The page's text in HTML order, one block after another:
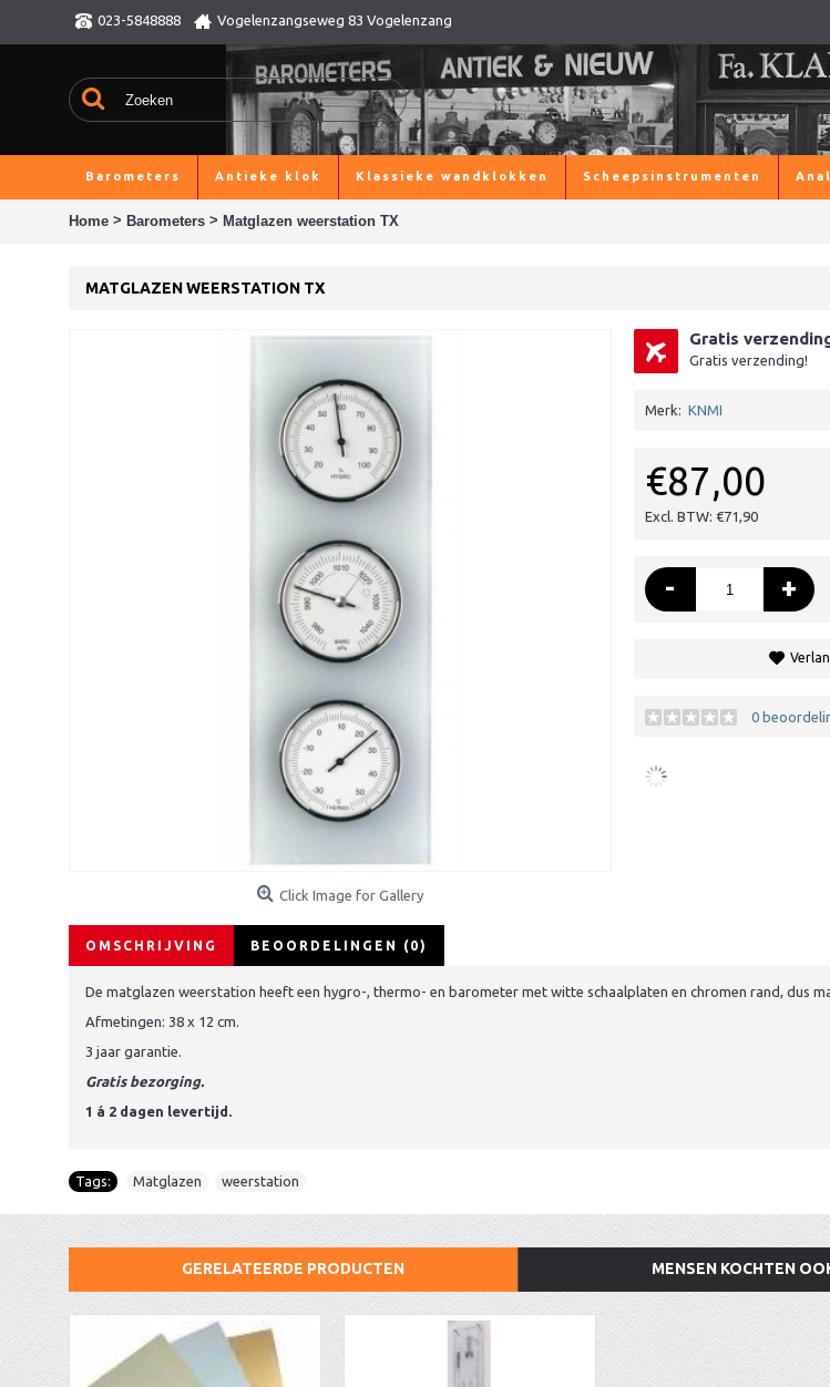
023-5848888 Vogelenzangseweg 83 Vogelenzang
Barometers Antieke klok Klassieke wandklokken Scheepsinstrumenten
Home > Barometers > Matglazen weerstation TX
MATGLAZEN WEERSTATION TX
Click Image for Gallery
Gratis
Gratis verzending!
Merk: KNMI
€87,00
Excl. BTW: €71,90
- +
0
OMSCHRIJVING BEOORDELINGEN (0)
De matglazen weerstation heeft een hygro-, thermo- en barometer met witte schaalplaten en chromen rand, dus
Afmetingen: 38 x 12 cm.
3 jaar garantie.
Gratis bezorging.
1 á 2 dagen levertijd.
Tags: Matglazen weerstation
GERELATEERDE PRODUCTEN MENSEN KOCHTEN